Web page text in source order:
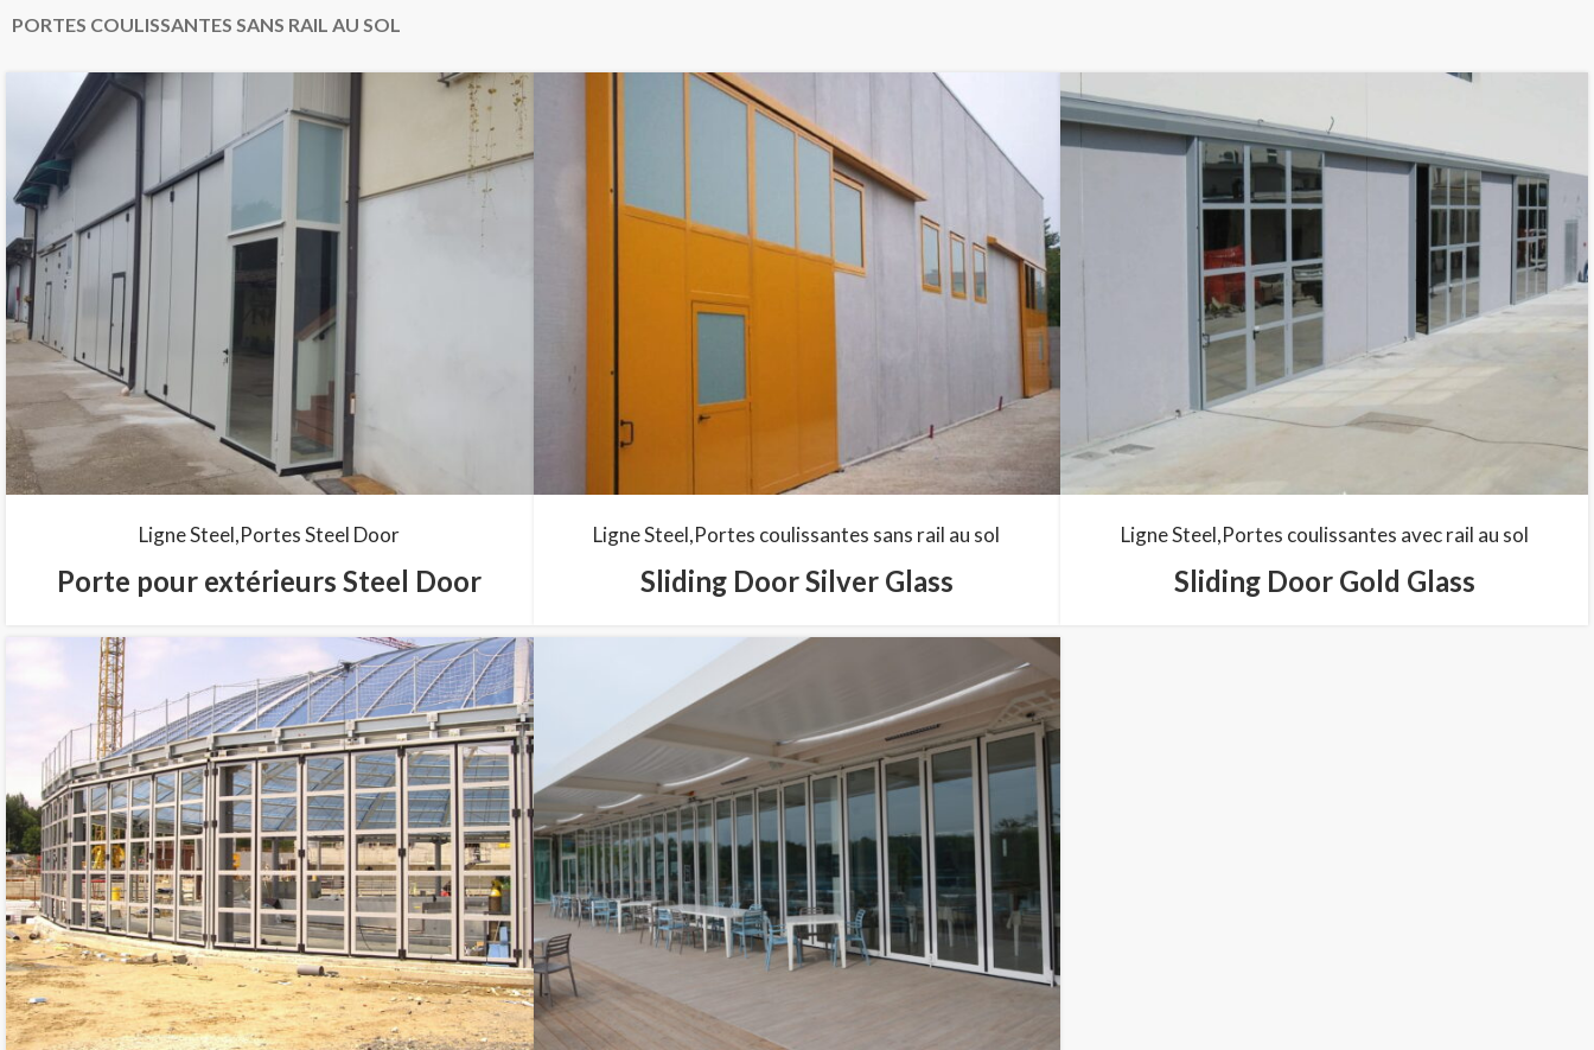
PORTES COULISSANTES SANS RAIL AU SOL
Ligne Steel Portes Steel Door
Porte pour extérieurs Steel Door
Ligne Steel Portes coulissantes sans rail au sol
Sliding Door Silver Glass
Ligne Steel Portes coulissantes avec rail au sol
Sliding Door Gold Glass